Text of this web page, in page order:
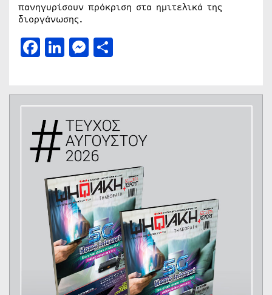
πανηγυρίσουν πρόκριση στα ημιτελικά της
διοργάνωσης.
Facebook
LinkedIn
Messenger